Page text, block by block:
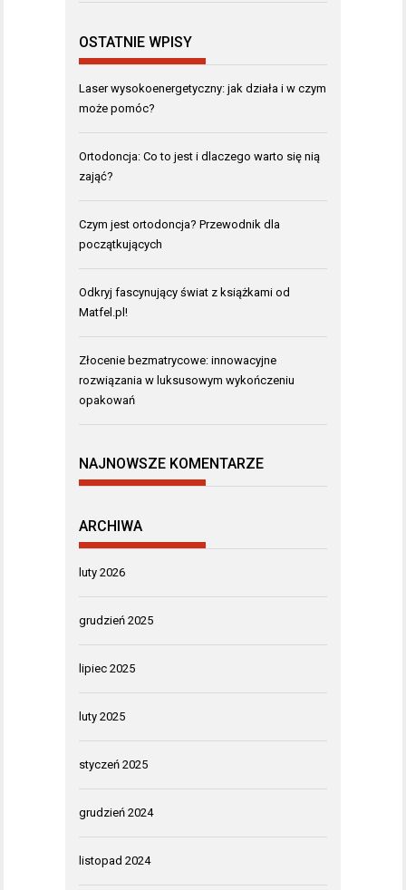
OSTATNIE WPISY
Laser wysokoenergetyczny: jak działa i w czym
może pomóc?
Ortodoncja: Co to jest i dlaczego warto się nią
zająć?
Czym jest ortodoncja? Przewodnik dla
początkujących
Odkryj fascynujący świat z książkami od
Matfel.pl!
Złocenie bezmatrycowe: innowacyjne
rozwiązania w luksusowym wykończeniu
opakowań
NAJNOWSZE KOMENTARZE
ARCHIWA
luty 2026
grudzień 2025
lipiec 2025
luty 2025
styczeń 2025
grudzień 2024
listopad 2024